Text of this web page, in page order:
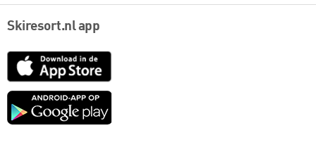
Skiresort.nl app
App
Google